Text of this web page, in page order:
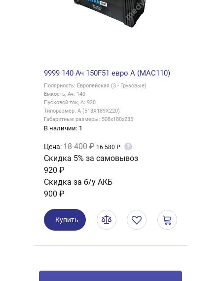
9999 140 Ач 150F51 евро A (MAC110)
Полярность: Европейская (3 - Грузовые)
Емкость, Ач: 140
Пусковой ток, А: 920
Типоразмер: A (513X189X220)
Габаритные размеры: 508x180x235
В наличии: 1
Цена:18 400 ₽ 16 580 ₽ ?
Скидка 5% за самовывоз
920 ₽
Скидка за б/у АКБ
900 ₽
Купить